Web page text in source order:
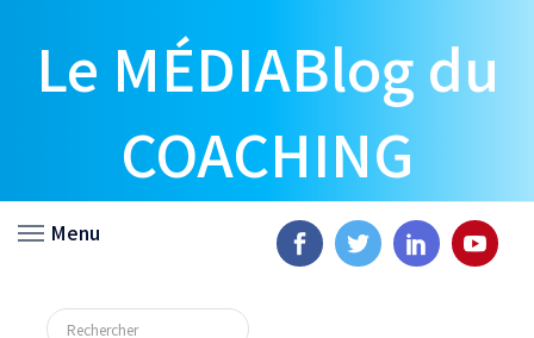
Le MÉDIABlog du
COACHING
Menu